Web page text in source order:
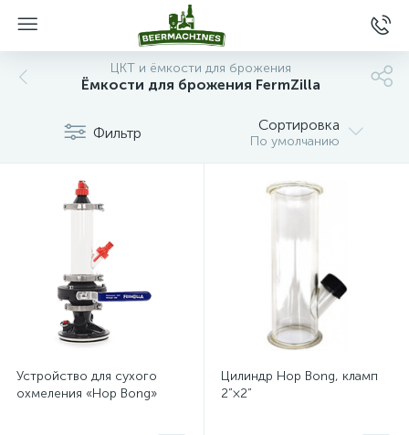
ЦКТ и ёмкости для брожения
Ёмкости для брожения FermZilla
Фильтр Сортировка
По умолчанию
Устройство для сухого
охмеления «Hop Bong»
Цилиндр Hop Bong, кламп
2”×2”